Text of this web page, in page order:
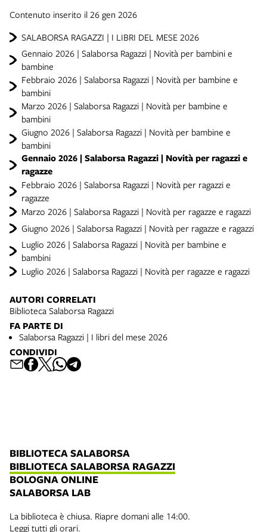
SALABORSA RAGAZZI | I LIBRI DEL MESE 2026
Gennaio 2026 | Salaborsa Ragazzi | Novità per bambini e
bambine
Febbraio 2026 | Salaborsa Ragazzi | Novità per bambine e
bambini
Marzo 2026 | Salaborsa Ragazzi | Novità per bambine e
bambini
Giugno 2026 | Salaborsa Ragazzi | Novità per bambine e
bambini
Gennaio 2026 | Salaborsa Ragazzi | Novità per ragazzi e
ragazze
Febbraio 2026 | Salaborsa Ragazzi | Novità per ragazzi e
ragazze
Marzo 2026 | Salaborsa Ragazzi | Novità per ragazze e ragazzi
Giugno 2026 | Salaborsa Ragazzi | Novità per ragazze e ragazzi
Luglio 2026 | Salaborsa Ragazzi | Novità per bambine e
bambini
Luglio 2026 | Salaborsa Ragazzi | Novità per ragazze e ragazzi
Contenuto inserito il 26 gen 2026
AUTORI CORRELATI
Biblioteca Salaborsa Ragazzi
FA PARTE DI
Salaborsa Ragazzi | I libri del mese 2026
CONDIVIDI
BIBLIOTECA SALABORSA
BIBLIOTECA SALABORSA RAGAZZI
BOLOGNA ONLINE
SALABORSA LAB
La biblioteca è chiusa. Riapre domani alle 14:00.
Leggi tutti gli orari.